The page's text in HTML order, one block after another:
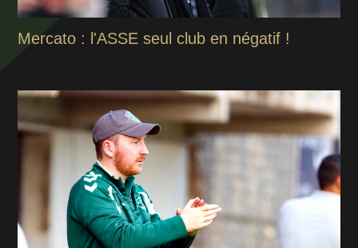
Mercato : l'ASSE seul club en négatif !